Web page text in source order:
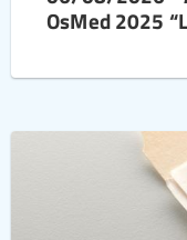
OsMed 2025